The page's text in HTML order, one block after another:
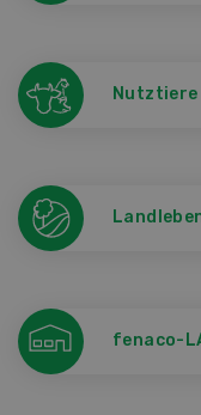
Nutztiere
fenaco-